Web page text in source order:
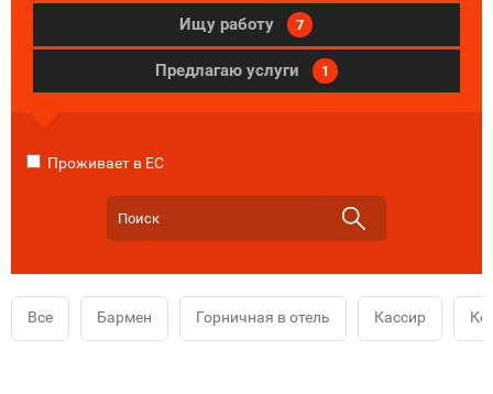
Ищу работу 7
Предлагаю услуги 1
Проживает в ЕС
Все Бармен Горничная в отель Кассир